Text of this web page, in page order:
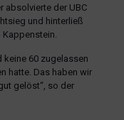
absolvierte der UBC
und hinterließ
Kappenstein.
keine 60 zugelassen
hatte. Das haben wir
gelöst“, so der